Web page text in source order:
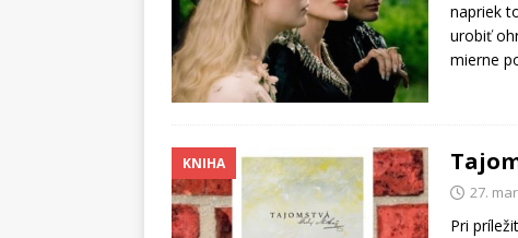
napriek
urobiť
mierne
KNIHA
27.
Pri